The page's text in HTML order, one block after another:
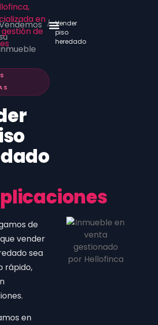
/ Vender
piso
heredado
de
vender
sea
rápido,
en